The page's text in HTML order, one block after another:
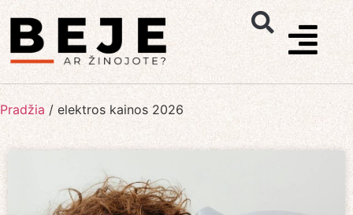
Pradžia / elektros kainos 2026